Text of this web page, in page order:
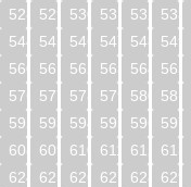
528
529 530 531 532 533
544
545 546 547 548 549
560
561 562 563 564 565
576
577 578 579 580 581
592
593 594 595 596 597
608
609 610 611 612 613
624
625 626 627 628 629